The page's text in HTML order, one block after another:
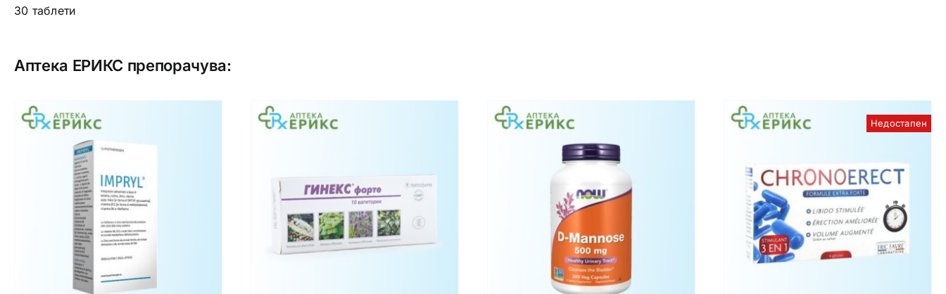
30 таблети
Аптека ЕРИКС препорачува:
Недостапен